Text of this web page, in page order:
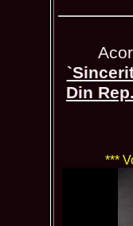
Din
***